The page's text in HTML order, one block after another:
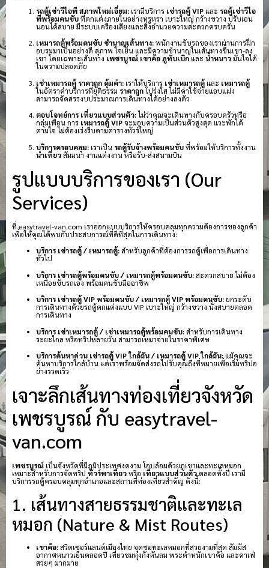
รถตู้เช่าวีไอพี สภาพใหม่เอี่ยม:เรามีบริการ เช่ารถตู้ VIPและ รถตู้เช่าวีไอ
พีพร้อมคนขับที่ตกแต่งภายในอย่างหรูหรา เบาะใหญ่ กว้างขวาง ปรับเอน
นอนได้สบาย มีระบบเครื่องเสียงและสิ่งอำนวยความสะดวกครบครัน
เหมารถตู้พร้อมคนขับ ชำนาญเส้นทาง:พนักงานขับรถของเราผ่านการฝึก
อบรมมาเป็นอย่างดี สุภาพ ใจเย็น และมีความชำนาญในเส้นทางขึ้นเขา-ลง
เขา โดยเฉพาะเส้นทาง เพชรบูรณ์ เขาค้อภูทับเบิกและ น้ำหนาวมั่นใจได้
ในความปลอดภัย
เช่าเหมารถตู้ ราคาถูก คุ้มค่า:เราให้บริการ เช่าเหมารถตู้และ เหมารถตู้
ในอัตราค่าบริการที่ยุติธรรม ราคาถูกโปร่งใส ไม่มีค่าใช้จ่ายแอบแฝง
สามารถจัดสรรงบประมาณการเดินทางได้อย่างลงตัว
ตอบโจทย์การ เที่ยวแบบส่วนตัว:ไม่ว่าคุณจะเดินทางกับครอบครัวหรือ
กลุ่มเพื่อน การ เหมารถตู้ VIPจะมอบความเป็นส่วนตัวสูงสุด แวะพักได้
ตามใจ ไม่ต้องเร่งรีบตามตารางทัวร์ใหญ่
บริการครอบคลุม:เราเป็น รถตู้รับจ้างพร้อมคนขับที่พร้อมให้บริการทั้งงาน
นำเที่ยวสัมมนา งานแต่งงาน หรือรับ-ส่งสนามบิน
รูปแบบบริการของเรา (Our
Services)
ที่ easytravel-van.com เราออกแบบบริการให้ครอบคลุมทุกความต้องการของลูกค้า
เพื่อให้คุณได้พบกับประสบการณ์ที่ดีที่สุดในการเดินทาง:
บริการ เช่ารถตู้ / เหมารถตู้:สำหรับลูกค้าที่ต้องการรถตู้เพื่อการเดินทาง
ทั่วไป
บริการ เช่ารถตู้พร้อมคนขับ / เหมารถตู้พร้อมคนขับ:สะดวกสบาย ไม่ต้อง
เหนื่อยขับรถเอง พร้อมคนขับมืออาชีพ
บริการ เช่ารถตู้ VIP พร้อมคนขับ / เหมารถตู้ VIP พร้อมคนขับ: ยกระดับ
การเดินทางด้วยรถตู้ตกแต่งแบบ VIP เบาะใหญ่ กว้างขวาง นั่งสบายตลอด
การเดินทาง
บริการ เช่าเหมารถตู้ / เช่าเหมารถตู้พร้อมคนขับ:สำหรับการเดินทาง
ระยะไกล หรือทริปหลายวัน สามารถเหมาจ่ายในราคาพิเศษ
บริการค้นหาด่วน เช่ารถตู้ VIP ใกล้ฉัน / เหมารถตู้ VIP ใกล้ฉัน:แม้คุณจะ
ค้นหาบริการใกล้บ้าน แต่เราพร้อมจัดส่งรถไปรับคุณถึงที่หมายเพื่อเริ่มทริปอ
ย่างรวดเร็ว
เจาะลึกเส้นทางท่องเที่ยวจังหวัด
เพชรบูรณ์ กับ easytravel-
van.com
เพชรบูรณ์เป็นจังหวัดที่มีภูมิประเทศงดงาม โอบล้อมด้วยภูเขาและทะเลหมอก
เหมาะสำหรับการจัดทริป ทัวร์พาเที่ยวหรือ เที่ยวแบบส่วนตัวตลอดทั้งปี เรามี
บริการรถตู้ครอบคลุมทุกอำเภอและสถานที่ท่องเที่ยวสำคัญ ดังนี้:
1. เส้นทางสายธรรมชาติและทะเล
หมอก (Nature & Mist Routes)
เขาค้อ:สวิตเซอร์แลนด์เมืองไทย จุดชมทะเลหมอกที่สวยงามที่สุด สัมผัส
อากาศหนาวเย็นตลอดปี เที่ยวชมทุ่งกังหันลม พระตำหนักเขาค้อ และคาเฟ่
สวยๆ มากมาย